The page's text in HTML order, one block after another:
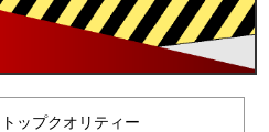
トップクオリティー